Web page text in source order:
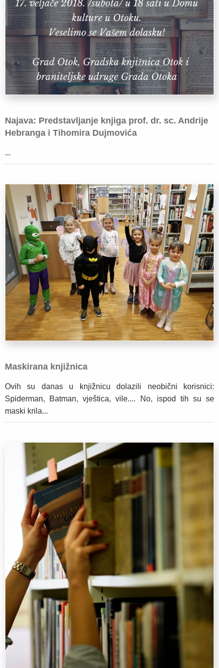
Najava: Predstavljanje knjiga prof. dr. sc. Andrije
Hebranga i Tihomira Dujmovića
...
Maskirana knjižnica
Ovih su danas u knjižnicu dolazili neobični korisnici:
Spiderman, Batman, vještica, vile.... No, ispod tih su se
maski krila...